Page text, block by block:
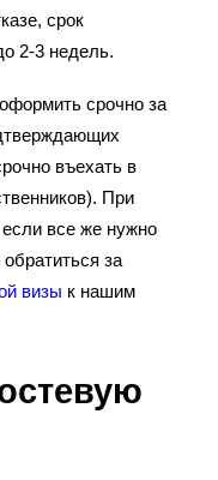
срок
2-3 недель.
срочно за
въехать в
При
если все же нужно
за
визы к нашим